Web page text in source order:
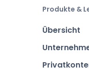
Produkte &
Übersicht